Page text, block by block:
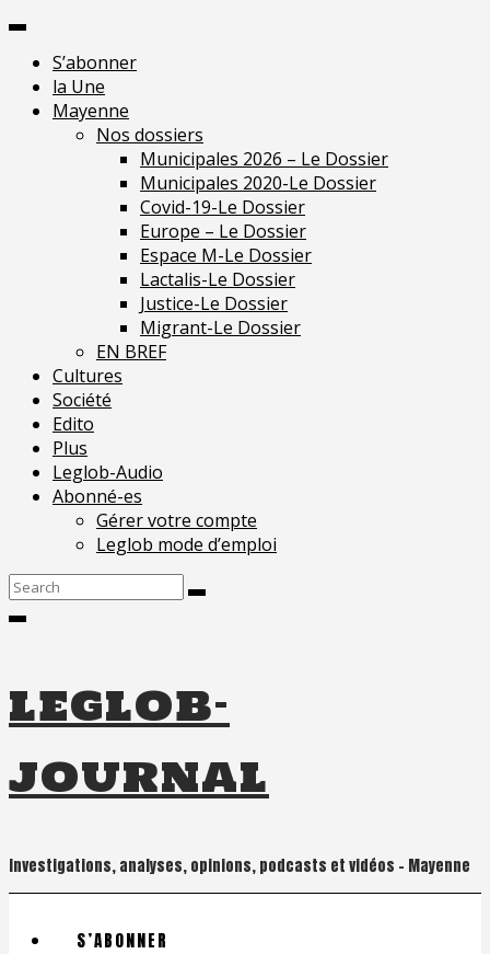
Skip
contentS’abonner
la Une
Mayenne
Nos dossiers
Municipales 2026 – Le Dossier
Municipales 2020-Le Dossier
Covid-19-Le Dossier
Europe – Le Dossier
Espace M-Le Dossier
Lactalis-Le Dossier
Justice-Le Dossier
Migrant-Le Dossier
EN BREF
Cultures
Société
Edito
Plus
Leglob-Audio
Abonné-es
Gérer votre compte
Leglob mode d’emploi
Search
leglob-
journal
Investigations, analyses, opinions, podcasts et vidéos – Mayenne
S’ABONNER
indépendante en
Mayenne